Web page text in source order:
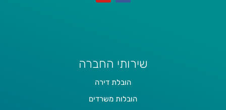
שירותי החברה
הובלת דירה
הובלות משרדים